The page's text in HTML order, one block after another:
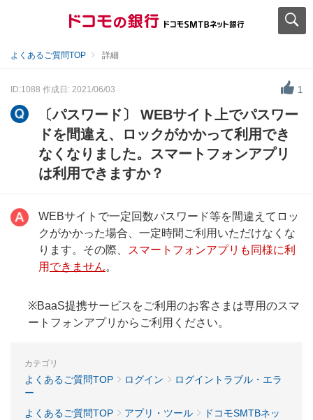
よくあるご質問TOP 詳細
ID:1088 作成日: 2021/06/03 1
〔パスワード〕 WEBサイト上でパスワー
ドを間違え、ロックがかかって利用でき
なくなりました。スマートフォンアプリ
は利用できますか？
WEBサイトで一定回数パスワード等を間違えてロッ
クがかかった場合、一定時間ご利用いただけなくな
ります。その際、
スマートフォンアプリも同様に利
用 できません。
※BaaS提携サービスをご利用のお客さまは専用のスマ
ートフォンアプリからご利用ください。
カテゴリ
よくあるご質問TOP ログイン
ログイントラブル・エラ
ー
よくあるご質問TOP
アプリ・ツール
ドコモSMTBネッ